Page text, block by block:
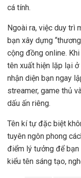
cá tính.
Ngoài ra, việc duy trì
bạn xây dựng
cộng đồng online.
tên xuất hiện lặp lại ở
nhận diện bạn ngay
streamer, game thủ
dấu ấn riêng.
Tên kí tự đặc biệt
tuyên ngôn phong
điểm lý tưởng để bạn
kiểu tên sáng tạo,